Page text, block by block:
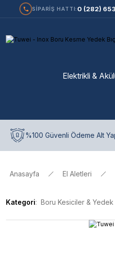
SİPARİŞ HATTI: 0 (282)
Elektrikli &
%100 Güvenli Ödeme Alt
Anasayfa El Aletleri
Kategori Boru Kesiciler & Yedek